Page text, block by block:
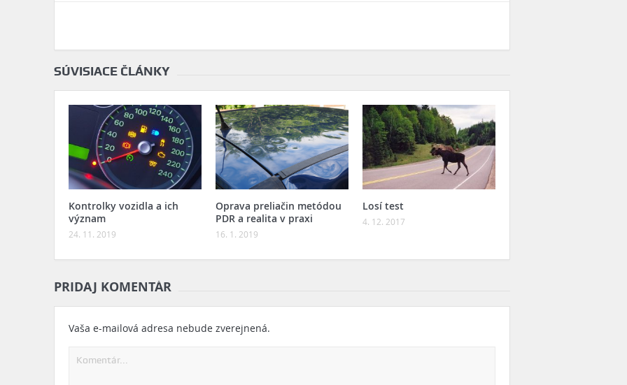
SÚVISIACE ČLÁNKY
Kontrolky vozidla a ich
význam
24. 11. 2019
Oprava preliačin metódou
PDR a realita v praxi
16. 1. 2019
Losí test
4. 12. 2017
PRIDAJ KOMENTÁR
Vaša e-mailová adresa nebude zverejnená.